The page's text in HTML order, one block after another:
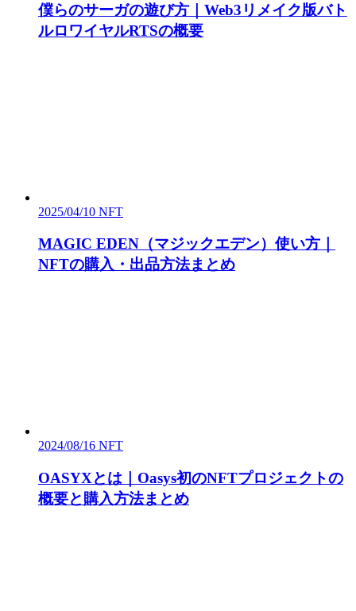
僕らのサーガの遊び方｜Web3リメイク版バト
ルロワイヤルRTSの概要
2025/04/10 NFT
MAGIC EDEN（マジックエデン）使い方｜
NFTの購入・出品方法まとめ
2024/08/16 NFT
OASYXとは｜Oasys初のNFTプロジェクトの
概要と購入方法まとめ